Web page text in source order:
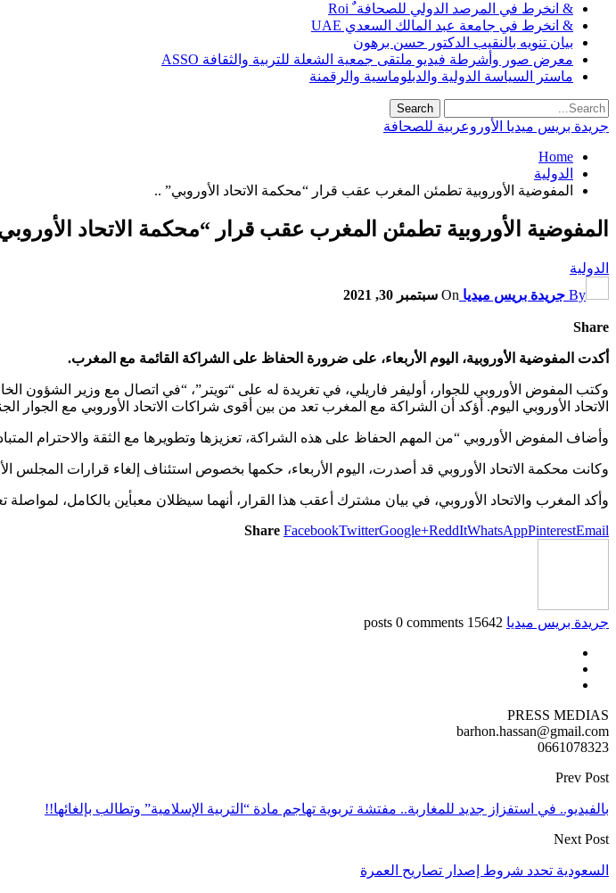
& انخرط في المرصد الدولي للصحافة ٌ Roi
& انخرط في جامعة عبد المالك السعدي UAE
بيان تنويه بالنقيب الدكتور حسن برهون
معرض صور وأشرطة فيديو ملتقى جمعية الشعلة للتربية والثقافة ASSO
ماستر السياسة الدولية والدبلوماسية والرقمنة
جريدة بريس ميديا الأوروعربية للصحافة
Home
الدولية
المفوضية الأوروبية تطمئن المغرب عقب قرار “محكمة الاتحاد الأوروبي” ..
المفوضية الأوروبية تطمئن المغرب عقب قرار “محكمة الاتحاد
الدولية
By جريدة بريس ميديا On سبتمبر 30, 2021
Share
أكدت المفوضية الأوروبية، اليوم الأربعاء، على ضرورة الحفاظ على الشراكة القائمة مع المغرب.
وكتب المفوض الأوروبي للجوار، أوليفر فاريلي، في تغريدة له على “تويتر”، “في اتصال مع وزير الشؤون
الاتحاد الأوروبي اليوم. أؤكد أن الشراكة مع المغرب تعد من بين أقوى شراكات الاتحاد الأوروبي مع الجوار
وأضاف المفوض الأوروبي “من المهم الحفاظ على هذه الشراكة، تعزيزها وتطويرها مع الثقة والاحترام
وكانت محكمة الاتحاد الأوروبي قد أصدرت، اليوم الأربعاء، حكمها بخصوص استئناف إلغاء قرارات المجلس
وأكد المغرب والاتحاد الأوروبي، في بيان مشترك أعقب هذا القرار، أنهما سيظلان معبأين بالكامل، لمواصلة
Share FacebookTwitterGoogle+ReddItWhatsAppPinterestEmail
جريدة بريس ميديا 15642 posts
0 comments
PRESS MEDIAS
barhon.hassan@gmail.com
0661078323
Prev Post
بالفيديو.. في استفزاز جديد للمغاربة.. مفتشة تربوية تهاجم مادة “التربية الإسلامية” وتطالب بإلغائها!!
Next Post
السعودية تحدد شروط إصدار تصاريح العمرة